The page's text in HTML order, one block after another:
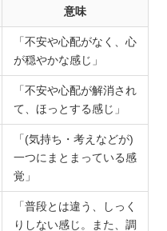
意味
「不安や心配がなく、心
が穏やかな感じ」
「不安や心配が解消され
て、ほっとする感じ」
「(気持ち・考えなどが)
一つにまとまっている感
覚」
「普段とは違う、しっく
りしない感じ。また、調